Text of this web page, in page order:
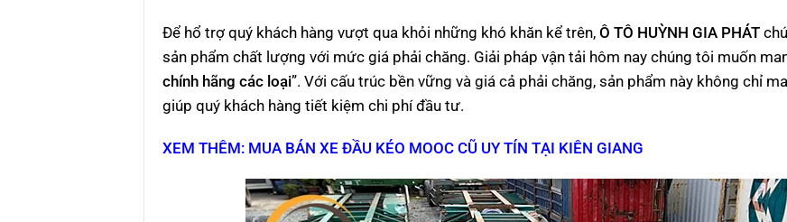
Để hổ trợ quý khách hàng vượt qua khỏi những khó khăn kể trên, Ô TÔ HUỲNH GIA PHÁT
sản phẩm chất lượng với mức giá phải chăng. Giải pháp vận tải hôm nay chúng tôi muốn
chính hãng các loại”. Với cấu trúc bền vững và giá cả phải chăng, sản phẩm này không chỉ
giúp quý khách hàng tiết kiệm chi phí đầu tư.
XEM THÊM: MUA BÁN XE ĐẦU KÉO MOOC CŨ UY TÍN TẠI KIÊN GIANG